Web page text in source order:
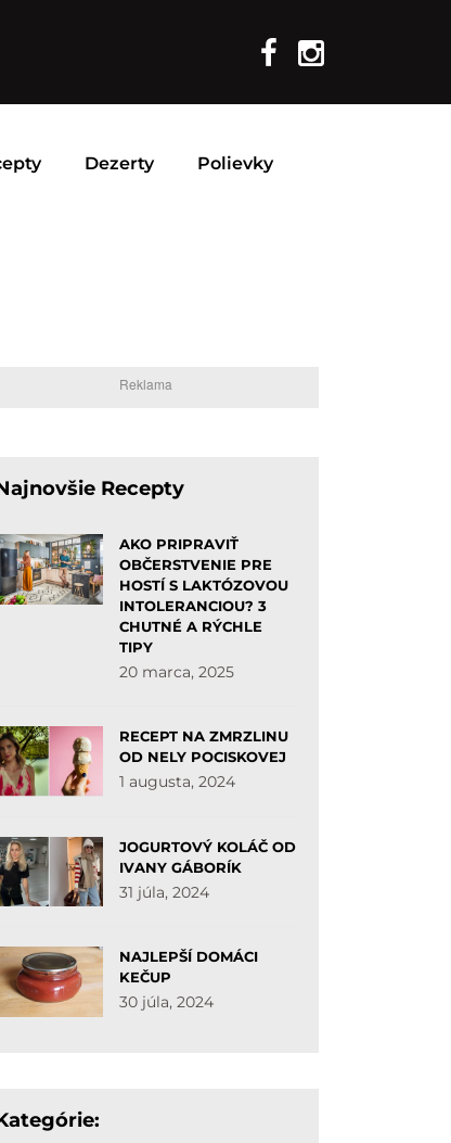
Dezerty Polievky
Reklama
Recepty
AKO PRIPRAVIŤ
OBČERSTVENIE PRE
HOSTÍ S LAKTÓZOVOU
INTOLERANCIOU? 3
CHUTNÉ A RÝCHLE
TIPY
20 marca, 2025
RECEPT NA ZMRZLINU
OD NELY POCISKOVEJ
1 augusta, 2024
JOGURTOVÝ KOLÁČ OD
IVANY GÁBORÍK
31 júla, 2024
NAJLEPŠÍ DOMÁCI
KEČUP
30 júla, 2024